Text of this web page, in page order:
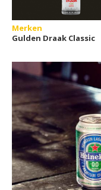
Merken
Gulden Draak Classic